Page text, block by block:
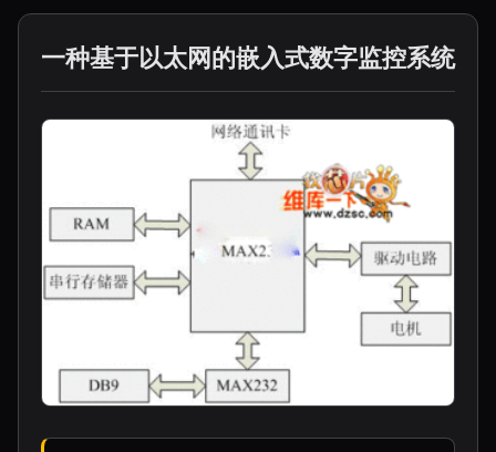
一种基于以太网的嵌入式数字监控系统